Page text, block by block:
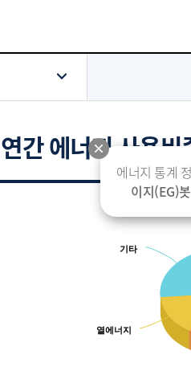
에너지 통계
이지(EG)봇
연간 에너지 사용비
Pie chart with 6 slices.
열에너지
열에너지
기타
기타